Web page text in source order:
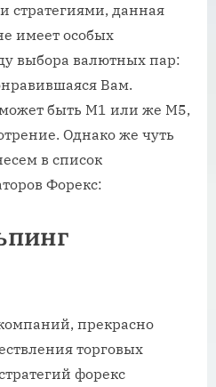
стратегиями, данная
имеет особых
выбора валютных пар:
Вам.
быть М1 или же М5,
Однако же чуть
в список
Форекс:
прекрасно
торговых
форекс